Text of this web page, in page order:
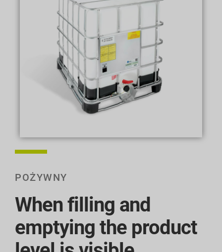
POŻYWNY
When filling and
emptying the product